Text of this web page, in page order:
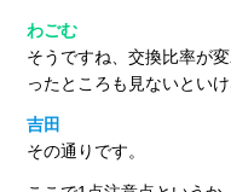
わごむ
そうですね、交換比率が
ったところも見ないといけ
吉田
その通りです。